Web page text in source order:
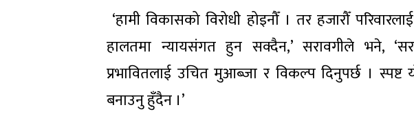
‘हामी विकासको विरोधी होइनौँ । तर हजारौँ
हालतमा न्यायसंगत हुन सक्दैन,’ सरावगीले भने,
प्रभावितलाई उचित मुआब्जा र विकल्प दिनुपर्छ । स्पष्ट
बनाउनु हुँदैन ।’